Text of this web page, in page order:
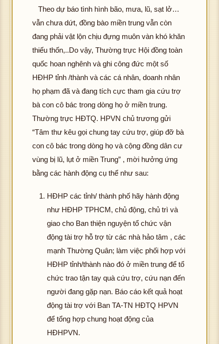
Theo dự báo tình hình bão, mưa, lũ, sạt lở…
vẫn chưa dứt, đồng bào miền trung vẫn còn
đang phải vật lộn chịu đựng muôn vàn khó khăn
thiếu thốn,..Do vậy, Thường trực Hội đồng toàn
quốc hoan nghênh và ghi công đức một số
HĐHP tỉnh /thành và các cá nhân, doanh nhân
họ phạm đã và đang tích cực tham gia cứu trợ
bà con cô bác trong dòng họ ở miền trung.
Thường trực HĐTQ. HPVN chủ trương gửi
“Tâm thư kêu gọi chung tay cứu trợ, giúp đỡ bà
con cô bác trong dòng họ và cộng đồng dân cư
vùng bị lũ, lụt ở miền Trung” , mời hưởng ứng
bằng các hành động cụ thể như sau:
HĐHP các tỉnh/ thành phố hãy hành động
như HĐHP TPHCM, chủ động, chủ trì và
giao cho Ban thiện nguyện tổ chức vận
động tài trợ hỗ trợ từ các nhà hảo tâm , các
mạnh Thường Quân; làm việc phối hợp với
HĐHP tỉnh/thành nào đó ở miền trung để tổ
chức trao tận tay quà cứu trợ, cứu nạn đến
người đang gặp nạn. Báo cáo kết quả hoạt
động tài trợ với Ban TA-TN HĐTQ HPVN
để tổng hợp chung hoạt động của
HĐHPVN.